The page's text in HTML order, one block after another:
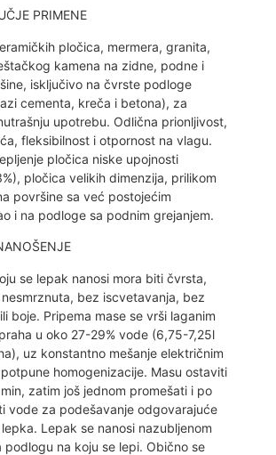
PRIMENE
pločica, mermera, granita,
kamena na zidne, podne i
isključivo na čvrste podloge
cementa, kreča i betona), za
upotrebu. Odlična prionljivost,
fleksibilnost i otpornost na vlagu.
pločica niske upojnosti
pločica velikih dimenzija, prilikom
površine sa već postojećim
i na podloge sa podnim grejanjem.
se lepak nanosi mora biti čvrsta,
bez iscvetavanja, bez
boje. Pripema mase se vrši laganim
u oko 27-29% vode (6,75-7,25l
uz konstantno mešanje električnim
homogenizacije. Masu ostaviti
zatim još jednom promešati i po
vode za podešavanje odgovarajuće
Lepak se nanosi nazubljenom
podlogu na koju se lepi. Obično se